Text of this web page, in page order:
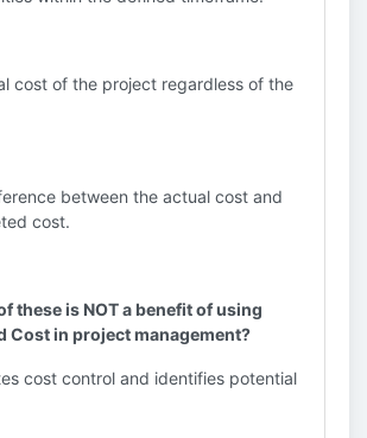
cost of the project regardless of the
between the actual cost and
cost.
these is NOT a benefit of using
Cost in project management?
cost control and identifies potential